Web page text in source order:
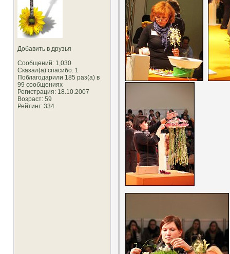
Добавить в друзья
Сообщений: 1,030
Сказал(а) спасибо: 1
Поблагодарили 185 раз(а) в
99 сообщениях
Регистрация: 18.10.2007
Возраст: 59
Рейтинг: 334